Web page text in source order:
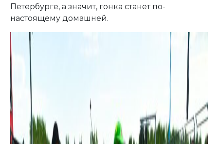
Петербурге, а значит, гонка станет по-
настоящему домашней.